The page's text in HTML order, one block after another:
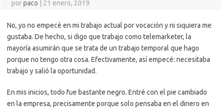
porpaco 21 enero, 2019
No, yo no empecé en mi trabajo actual por vocación y ni siquiera me
gustaba. De hecho, si digo que trabajo como telemarketer, la
mayoría asumirán que se trata de un trabajo temporal que hago
porque no tengo otra cosa. Efectivamente, así empecé: necesitaba
trabajo y salió la oportunidad.
En mis inicios, todo fue bastante negro. Entré con el pie cambiado
en la empresa, precisamente porque solo pensaba en el dinero en